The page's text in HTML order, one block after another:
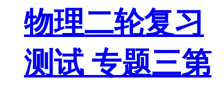
物理二轮复习
测试 专题三第